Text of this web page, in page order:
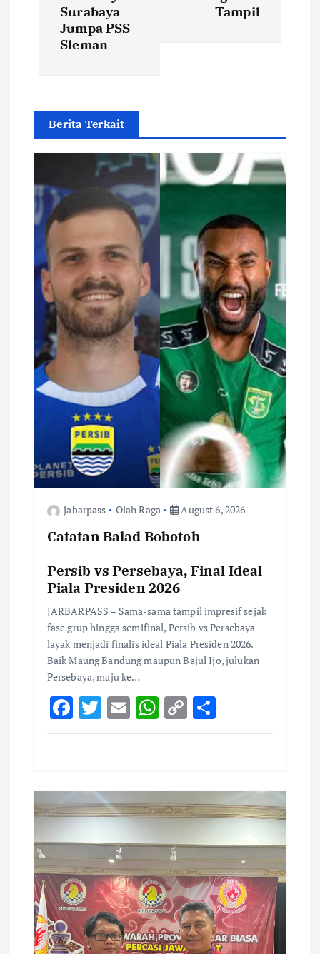
g
t
o
n
Surabaya
Jumpa PSS
Sleman
Tampil
Berita Terkait
jabarpass Olah Raga August 6, 2026
Catatan Balad Bobotoh
Persib vs Persebaya, Final Ideal
Piala Presiden 2026
JARBARPASS – Sama-sama tampil impresif sejak
fase grup hingga semifinal, Persib vs Persebaya
layak menjadi finalis ideal Piala Presiden 2026.
Baik Maung Bandung maupun Bajul Ijo, julukan
Persebaya, maju ke…
F
ac
o
o
k
T
w
r
E
m
W
h
A
p
p
C
o
Li
n
k
S
h